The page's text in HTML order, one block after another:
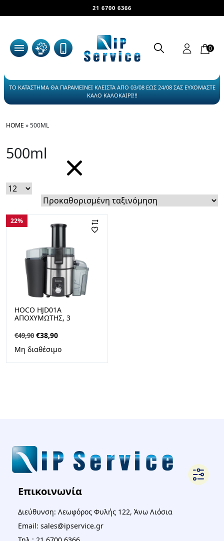
21 6700 6366
0
ΤΟ ΚΑΤΑΣΤΗΜΑ ΘΑ ΠΑΡΑΜΕΙΝΕΙ ΚΛΕΙΣΤΑ ΑΠΟ 03/08 ΕΩΣ 24/08 ΣΑΣ ΕΥΧΟΜΑΣΤΕ
ΚΑΛΟ ΚΑΛΟΚΑΙΡΙ!!!
HOME »500ML
500ml
22%
HOCO HJD01A
ΑΠΟΧΥΜΩΤΗΣ, 3
400W
€49,90 Original
price
€38,90Η
Μη διαθέσιμο
Επικοινωνία
Διεύθυνση: Λεωφόρος Φυλής 122, Άνω Λιόσια
Email: sales@ipservice.gr